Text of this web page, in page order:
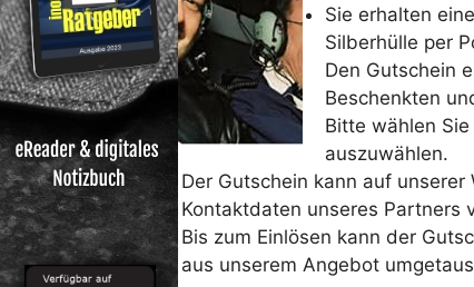
Sie erhalten
Silberhülle per
Den Gutschein
Beschenkten
Bitte wählen Sie
auszuwählen.
Der Gutschein kann auf
Kontaktdaten unseres Partners
Bis zum Einlösen kann der
aus unserem Angebot